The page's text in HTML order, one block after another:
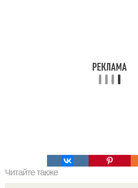
Читайте также